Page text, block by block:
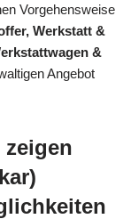
Vorgehensweise
Werkstatt &
&
Angebot